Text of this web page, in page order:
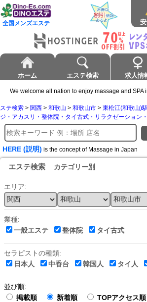
全国メンズエステ
ホーム エステ検索 求人情
We welcome all nation to enjoy massage and SPA
ステ検索 > 関西 > 和歌山 > 和歌山市 > 東松江(和歌山)
ジ・アカスリ・整体院・タイ古式・リラクゼーション
HERE (説明) is the concept of Massage in Japan
エステ検索 カテゴリー別
エリア:
業種:
一般エステ
整体院 タイ古式
セラピストの種類:
日本人
中香台 韓国人 タイ人
並び順:
掲載順
新着順 TOPアクセス順